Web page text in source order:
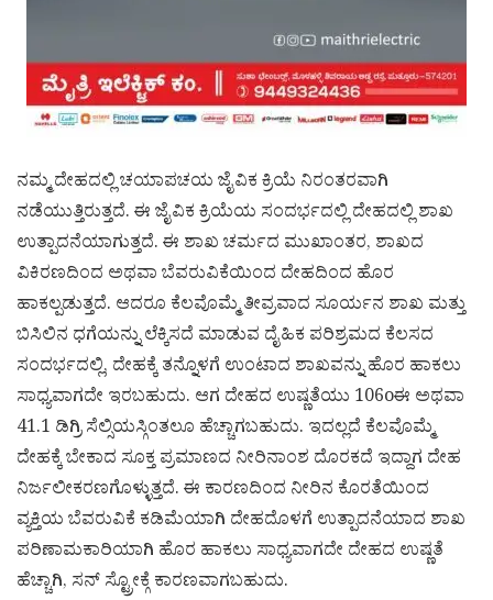
ನಮ್ಮ ದೇಹದಲ್ಲಿ ಚಯಾಪಚಯ ಜೈವಿಕ ಕ್ರಿಯೆ ನಿರಂತರವಾಗಿ
ನಡೆಯುತ್ತಿರುತ್ತದೆ. ಈ ಜೈವಿಕ ಕ್ರಿಯೆಯ ಸಂದರ್ಭದಲ್ಲಿ ದೇಹದಲ್ಲಿ ಶಾಖ
ಉತ್ಪಾದನೆಯಾಗುತ್ತದೆ. ಈ ಶಾಖ ಚರ್ಮದ ಮುಖಾಂತರ, ಶಾಖದ
ವಿಕಿರಣದಿಂದ ಅಥವಾ ಬೆವರುವಿಕೆಯಿಂದ ದೇಹದಿಂದ ಹೊರ
ಹಾಕಲ್ಪಡುತ್ತದೆ. ಆದರೂ ಕೆಲವೊಮ್ಮೆ ತೀವ್ರವಾದ ಸೂರ್ಯನ ಶಾಖ ಮತ್ತು
ಬಿಸಿಲಿನ ಧಗೆಯನ್ನು ಲೆಕ್ಕಿಸದೆ ಮಾಡುವ ದೈಹಿಕ ಪರಿಶ್ರಮದ ಕೆಲಸದ
ಸಂದರ್ಭದಲ್ಲಿ, ದೇಹಕ್ಕೆ ತನ್ನೊಳಗೆ ಉಂಟಾದ ಶಾಖವನ್ನು ಹೊರ ಹಾಕಲು
ಸಾಧ್ಯವಾಗದೇ ಇರಬಹುದು. ಆಗ ದೇಹದ ಉಷ್ಣತೆಯು 106oಈ ಅಥವಾ
41.1 ಡಿಗ್ರಿ ಸೆಲ್ಸಿಯಸ್ಗಿಂತಲೂ ಹೆಚ್ಚಾಗಬಹುದು. ಇದಲ್ಲದೆ ಕೆಲವೊಮ್ಮೆ
ದೇಹಕ್ಕೆ ಬೇಕಾದ ಸೂಕ್ತ ಪ್ರಮಾಣದ ನೀರಿನಾಂಶ ದೊರಕದೆ ಇದ್ದಾಗ ದೇಹ
ನಿರ್ಜಲೀಕರಣಗೊಳ್ಳುತ್ತದೆ. ಈ ಕಾರಣದಿಂದ ನೀರಿನ ಕೊರತೆಯಿಂದ
ವ್ಯಕ್ತಿಯ ಬೆವರುವಿಕೆ ಕಡಿಮೆಯಾಗಿ ದೇಹದೊಳಗೆ ಉತ್ಪಾದನೆಯಾದ ಶಾಖ
ಪರಿಣಾಮಕಾರಿಯಾಗಿ ಹೊರ ಹಾಕಲು ಸಾಧ್ಯವಾಗದೇ ದೇಹದ ಉಷ್ಣತೆ
ಹೆಚ್ಚಾಗಿ, ಸನ್ ಸ್ಟ್ರೋಕ್ಗೆ ಕಾರಣವಾಗಬಹುದು.